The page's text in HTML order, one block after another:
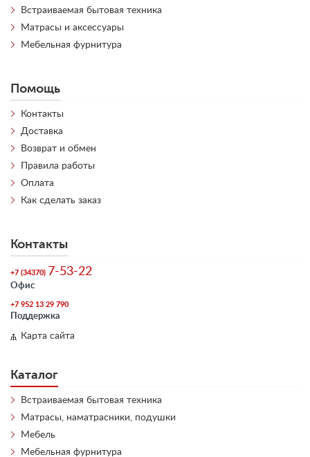
Встраиваемая бытовая техника
Матрасы и аксессуары
Мебельная фурнитура
Помощь
Контакты
Доставка
Возврат и обмен
Правила работы
Оплата
Как сделать заказ
Контакты
+7 (34370) 7-53-22
Офис
+7 952 13 29 790
Поддержка
Карта сайта
Каталог
Встраиваемая бытовая техника
Матрасы, наматрасники, подушки
Мебель
Мебельная фурнитура